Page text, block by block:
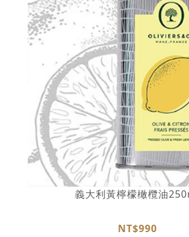
義大利黃檸檬橄欖油
NT$990